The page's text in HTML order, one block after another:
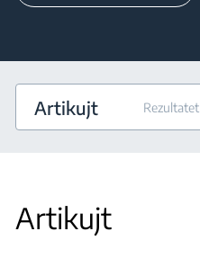
Artikujt Rezultatet
Artikujt